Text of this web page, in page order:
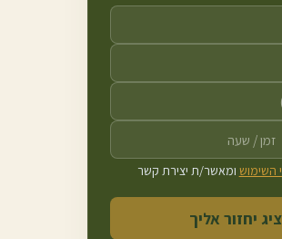
השימוש ומאשר/ת יצירת קשר
יחזור אליך